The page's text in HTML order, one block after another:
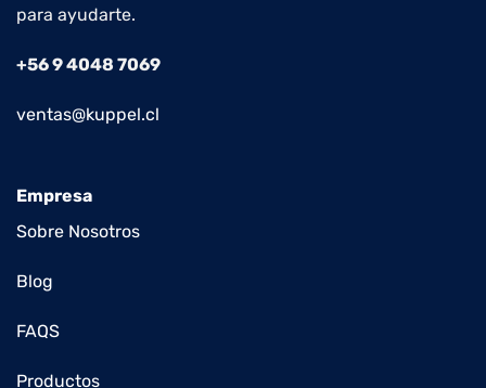
para ayudarte.
+56 9 4048 7069
ventas@kuppel.cl
Empresa
Sobre Nosotros
Blog
FAQS
Productos